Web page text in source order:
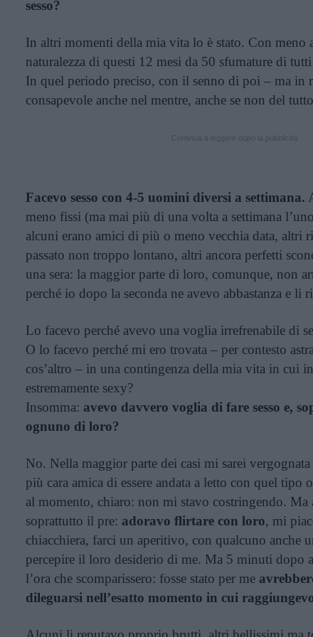
sesso?
In altri momenti della mia vita lo è stato. Con meno
naturalezza di questi 12 mesi da 50 sfumature di
In quel periodo preciso, con il senno di poi – ma in
consapevole anche nel mentre, anche se non del
Facevo sesso con 4-5 uomini diversi a settimana.
meno fissi (ma mai più di una volta a settimana
alcuni erano amici di più o meno vecchia data, altri
passato non troppo lontano, altri ancora perfetti
una sera: la maggior parte di loro, comunque, non
perché io dopo la seconda ne avevo abbastanza e li
Lo facevo perché avevo una voglia irrefrenabile di
O lo facevo perché mi ero trovata – per contesto
cos’altro – in una contingenza della mia vita in cui
estremamente sexy?
Insomma: avevo davvero voglia di fare sesso e,
ognuno di loro?
No. Nella maggior parte dei casi mi sarei
più cara amica di essere andata a letto con quel tipo
al momento, chiaro: non mi stavo costringendo. Ma
soprattutto il pre: adoravo flirtare con loro, mi
chiacchiera, farci un aperitivo, con qualcuno anche
percepire il loro desiderio di me. Ma 5 minuti dopo
l’ora che scomparissero: fosse stato per me
dileguarsi nell’esatto momento in cui